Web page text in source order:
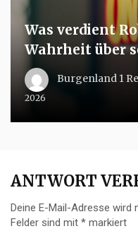
Was verdient
Wahrheit über
Burgenland 1
2026
ANTWORT
Deine E-Mail-Adresse
Felder sind mit * markiert